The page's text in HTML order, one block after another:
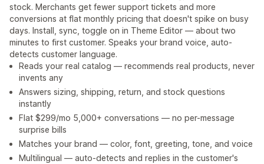
stock. Merchants get fewer support tickets and more
conversions at flat monthly pricing that doesn't spike on busy
days. Install, sync, toggle on in Theme Editor — about two
minutes to first customer. Speaks your brand voice, auto-
detects customer language.
Reads your real catalog — recommends real products, never
invents any
Answers sizing, shipping, return, and stock questions
instantly
Flat $299/mo 5,000+ conversations — no per-message
surprise bills
Matches your brand — color, font, greeting, tone, and voice
Multilingual — auto-detects and replies in the customer's